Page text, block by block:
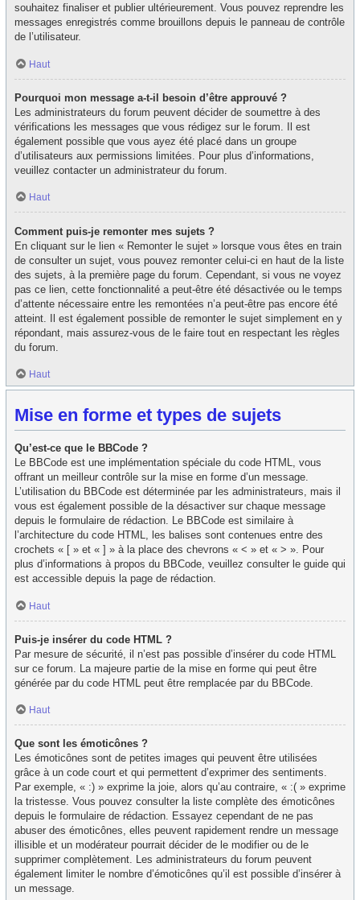
souhaitez finaliser et publier ultérieurement. Vous pouvez reprendre les
messages enregistrés comme brouillons depuis le panneau de contrôle
de l’utilisateur.
Haut
Pourquoi mon message a-t-il besoin d’être approuvé ?
Les administrateurs du forum peuvent décider de soumettre à des
vérifications les messages que vous rédigez sur le forum. Il est
également possible que vous ayez été placé dans un groupe
d’utilisateurs aux permissions limitées. Pour plus d’informations,
veuillez contacter un administrateur du forum.
Haut
Comment puis-je remonter mes sujets ?
En cliquant sur le lien « Remonter le sujet » lorsque vous êtes en train
de consulter un sujet, vous pouvez remonter celui-ci en haut de la liste
des sujets, à la première page du forum. Cependant, si vous ne voyez
pas ce lien, cette fonctionnalité a peut-être été désactivée ou le temps
d’attente nécessaire entre les remontées n’a peut-être pas encore été
atteint. Il est également possible de remonter le sujet simplement en y
répondant, mais assurez-vous de le faire tout en respectant les règles
du forum.
Haut
Mise en forme et types de sujets
Qu’est-ce que le BBCode ?
Le BBCode est une implémentation spéciale du code HTML, vous
offrant un meilleur contrôle sur la mise en forme d’un message.
L’utilisation du BBCode est déterminée par les administrateurs, mais il
vous est également possible de la désactiver sur chaque message
depuis le formulaire de rédaction. Le BBCode est similaire à
l’architecture du code HTML, les balises sont contenues entre des
crochets « [ » et « ] » à la place des chevrons « < » et « > ». Pour
plus d’informations à propos du BBCode, veuillez consulter le guide qui
est accessible depuis la page de rédaction.
Haut
Puis-je insérer du code HTML ?
Par mesure de sécurité, il n’est pas possible d’insérer du code HTML
sur ce forum. La majeure partie de la mise en forme qui peut être
générée par du code HTML peut être remplacée par du BBCode.
Haut
Que sont les émoticônes ?
Les émoticônes sont de petites images qui peuvent être utilisées
grâce à un code court et qui permettent d’exprimer des sentiments.
Par exemple, « :) » exprime la joie, alors qu’au contraire, « :( » exprime
la tristesse. Vous pouvez consulter la liste complète des émoticônes
depuis le formulaire de rédaction. Essayez cependant de ne pas
abuser des émoticônes, elles peuvent rapidement rendre un message
illisible et un modérateur pourrait décider de le modifier ou de le
supprimer complètement. Les administrateurs du forum peuvent
également limiter le nombre d’émoticônes qu’il est possible d’insérer à
un message.